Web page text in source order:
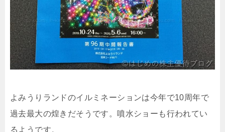
よみうりランドのイルミネーションは今年で10周年で
過去最大の煌きだそうです。噴水ショーも行われてい
るようです。